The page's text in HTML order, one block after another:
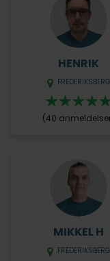
HENRIK
FREDERIKSBERG
(40
MIKKEL H
FREDERIKSBERG